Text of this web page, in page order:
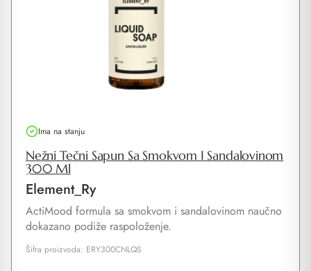
Ima na stanju
Nežni Tečni Sapun Sa Smokvom I Sandalovinom
300 Ml
Element_Ry
ActiMood formula sa smokvom i sandalovinom naučno
dokazano podiže raspoloženje.
Šifra proizvoda: ERY300CNLQS